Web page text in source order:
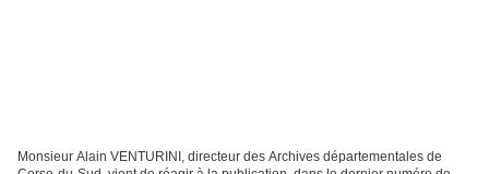
Monsieur Alain VENTURINI, directeur des Archives départementales de